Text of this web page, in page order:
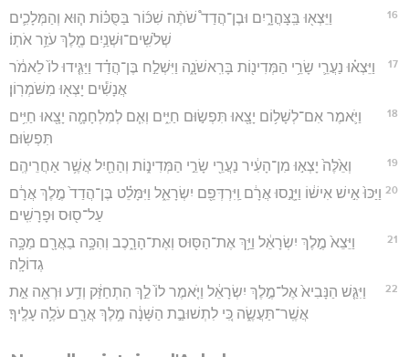
16
וַיֵּצְא֖וּ בַּֽצָּהֳרָ֑יִם וּבֶן־הֲדַד֩ שֹׁתֶ֨ה שִׁכּ֜וֹר בַּסֻּכּ֗וֹת ה֧וּא וְהַמְּלָכִ֛ים
שְׁלֹשִֽׁים־וּשְׁנַ֥יִם מֶ֖לֶךְ עֹזֵ֥ר אֹתֽוֹ׃
17
וַיֵּצְא֗וּ נַעֲרֵ֛י שָׂרֵ֥י הַמְּדִינ֖וֹת בָּרִֽאשֹׁנָ֑ה וַיִּשְׁלַ֣ח בֶּן־הֲדַ֗ד וַיַּגִּ֤ידוּ לוֹ֙ לֵאמֹ֔ר
אֲנָשִׁ֕ים יָצְא֖וּ מִשֹּׁמְרֽוֹן׃
18
וַיֹּ֛אמֶר אִם־לְשָׁל֥וֹם יָצָ֖אוּ תִּפְשׂ֣וּם חַיִּ֑ים וְאִ֧ם לְמִלְחָמָ֛ה יָצָ֖אוּ חַיִּ֥ים
תִּפְשֽׂוּם׃
19 וְאֵ֙לֶּה֙ יָצְא֣וּ מִן־הָעִ֔יר נַעֲרֵ֖י שָׂרֵ֣י הַמְּדִינ֑וֹת וְהַחַ֖יִל אֲשֶׁ֥ר אַחֲרֵיהֶֽם׃
20 וַיַּכּוּ֙ אִ֣ישׁ אִישׁ֔וֹ וַיָּנֻ֣סוּ אֲרָ֔ם וַֽיִּרְדְּפֵ֖ם יִשְׂרָאֵ֑ל וַיִּמָּלֵ֗ט בֶּן־הֲדַד֙ מֶ֣לֶךְ אֲרָ֔ם
עַל־ס֖וּס וּפָרָשִֽׁים׃
21
וַיֵּצֵא֙ מֶ֣לֶךְ יִשְׂרָאֵ֔ל וַיַּ֥ךְ אֶת־הַסּ֖וּס וְאֶת־הָרָ֑כֶב וְהִכָּ֥ה בַאֲרָ֖ם מַכָּ֥ה
גְדוֹלָֽה׃
22
וַיִּגַּ֤שׁ הַנָּבִיא֙ אֶל־מֶ֣לֶךְ יִשְׂרָאֵ֔ל וַיֹּ֤אמֶר לוֹ֙ לֵ֣ךְ הִתְחַזַּ֔ק וְדַ֥ע וּרְאֵ֖ה אֵ֣ת
אֲשֶֽׁר־תַּעֲשֶׂ֑ה כִּ֚י לִתְשׁוּבַ֣ת הַשָּׁנָ֔ה מֶ֥לֶךְ אֲרָ֖ם עֹלֶ֥ה עָלֶֽיךָ׃